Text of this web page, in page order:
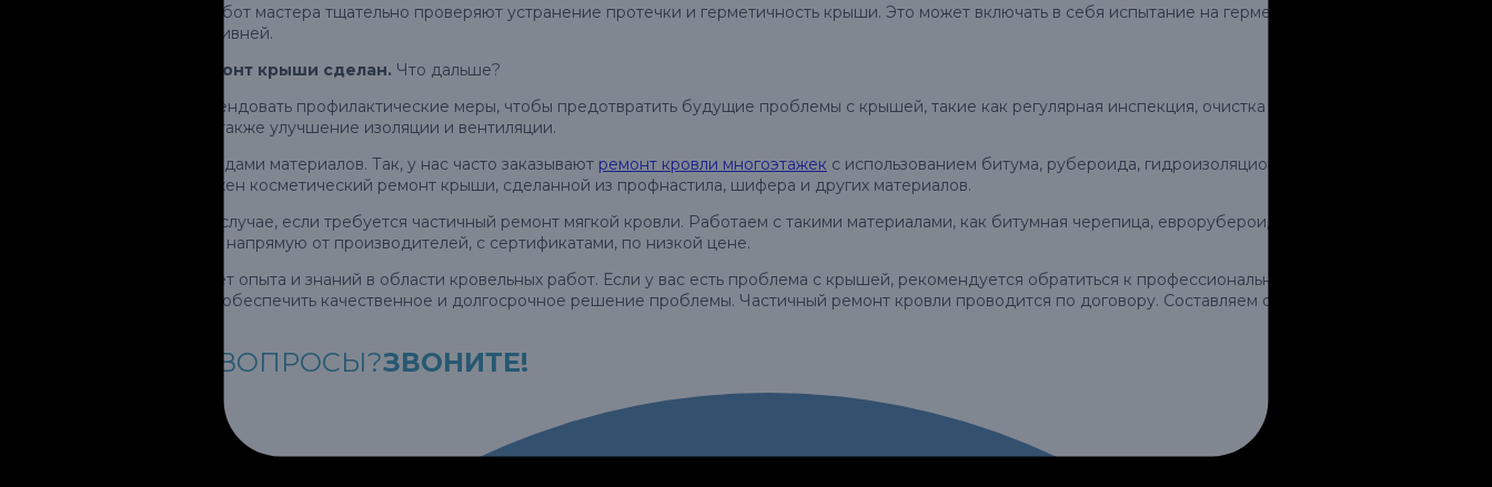
После завершения работ мастера тщательно проверяют устранение протечки и герметичность крыши. Это может включать в себя испытание на герметичность, особенно в
период дождей или ливней.
Косметический ремонт крыши сделан. Что дальше?
Мастера могут рекомендовать профилактические меры, чтобы предотвратить будущие проблемы с крышей, такие как регулярная инспекция, очистка желобов и
дренажных систем, а также улучшение изоляции и вентиляции.
Работаем со всеми видами материалов. Так, у нас часто заказывают ремонт кровли многоэтажек с использованием битума, рубероида, гидроизоляционных материалов. В
частных домах возможен косметический ремонт крыши, сделанной из профнастила, шифера и других материалов.
Обращайтесь и в том случае, если требуется частичный ремонт мягкой кровли. Работаем с такими материалами, как битумная черепица, еврорубероид, ондулин.
Поставляем покрытия напрямую от производителей, с сертификатами, по низкой цене.
Ремонт крыши требует опыта и знаний в области кровельных работ. Если у вас есть проблема с крышей, рекомендуется обратиться к профессиональным мастерам или
кровельщикам, чтобы обеспечить качественное и долгосрочное решение проблемы. Частичный ремонт кровли проводится по договору. Составляем смету с учетом
ВОЗНИКЛИ ВОПРОСЫ?ЗВОНИТЕ!